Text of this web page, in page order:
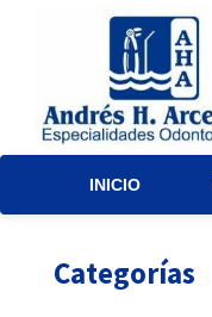
INICIO
Categorías